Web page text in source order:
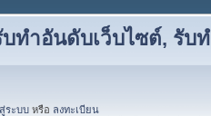
ทำอันดับเว็บไซต์, รับ
ระบบ หรือ ลงทะเบียน